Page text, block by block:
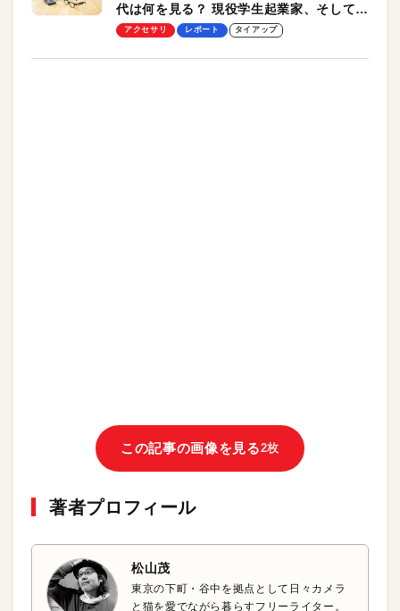
代は何を見る？ 現役学生起業家、そして教
授による体験会レポート【PR】
アクセサリ レポート タイアップ
この記事の画像を見る2枚
著者プロフィール
松山茂
東京の下町・谷中を拠点として日々カメラ
と猫を愛でながら暮らすフリーライター。